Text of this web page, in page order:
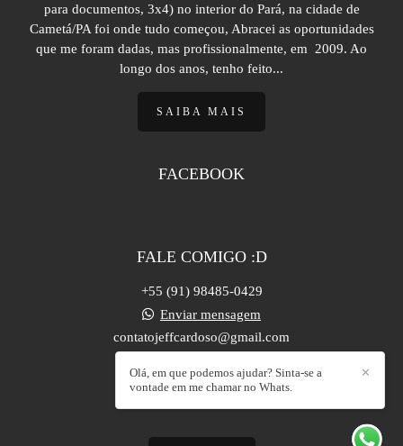
para documentos, 3x4) no interior do Pará, na cidade de
Cametá/PA foi onde tudo começou, Abracei as oportunidades
que me foram dadas, mas profissionalmente, em 2009. Ao
longo dos anos, tenho feito...
SAIBA MAIS
FACEBOOK
FALE COMIGO :D
+55 (91) 98485-0429
Enviar mensagem
contatojeffcardoso@gmail.com
✕
Olá, em que podemos ajudar? Sinta-se a
vontade em me chamar no Whats.